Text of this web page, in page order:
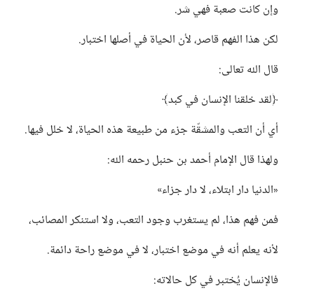
وإن كانت صعبة فهي شر.
لكن هذا الفهم قاصر، لأن الحياة في أصلها اختبار.
قال الله تعالى:
﴿لقد خلقنا الإنسان في كبد﴾
أي أن التعب والمشقّة جزء من طبيعة هذه الحياة، لا خلل فيها.
ولهذا قال الإمام أحمد بن حنبل رحمه الله:
«الدنيا دار ابتلاء، لا دار جزاء»
فمن فهم هذا، لم يستغرب وجود التعب، ولا استنكر المصائب،
لأنه يعلم أنه في موضع اختبار، لا في موضع راحة دائمة.
فالإنسان يُختبر في كل حالاته: